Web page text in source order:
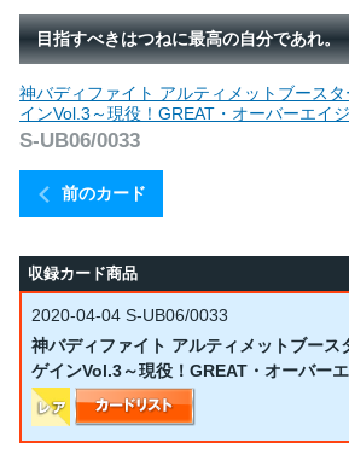
目指すべきはつねに最高の自分であれ。
前のカード
神バディファイト アルティメットブース
インVol.3～現役！GREAT・オーバーエイジ
S-UB06/0033
収録カード商品
2020-04-04 S-UB06/0033
神バディファイト アルティメットブース
ゲインVol.3～現役！GREAT・オーバーエ